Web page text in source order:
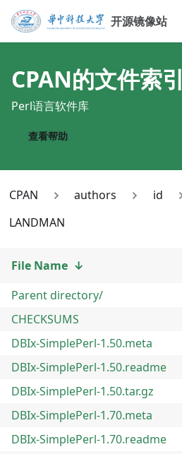
开源镜像站
CPAN的文件索引
Perl语言软件库
查看帮助
CPAN authors id
LANDMAN
File Name ↓
Parent directory/
CHECKSUMS
DBIx-SimplePerl-1.50.meta
DBIx-SimplePerl-1.50.readme
DBIx-SimplePerl-1.50.tar.gz
DBIx-SimplePerl-1.70.meta
DBIx-SimplePerl-1.70.readme